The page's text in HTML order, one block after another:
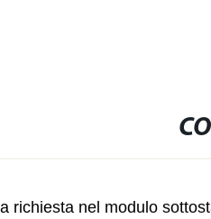
richiesta nel modulo